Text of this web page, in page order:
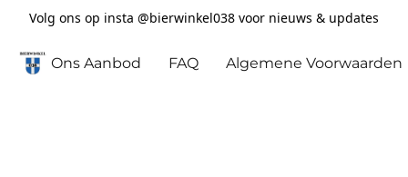
Volg ons op insta @bierwinkel038 voor nieuws & updates
Ons Aanbod FAQ Algemene Voorwaarden